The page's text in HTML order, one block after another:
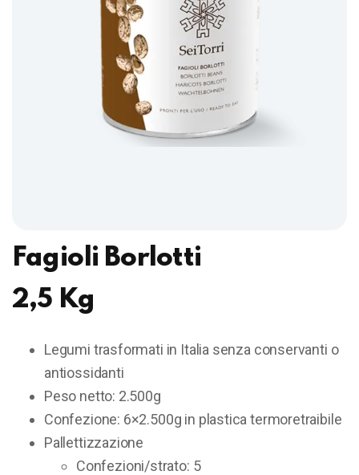
Fagioli Borlotti
2,5 Kg
Legumi trasformati in Italia senza conservanti o
antiossidanti
Peso netto: 2.500g
Confezione: 6×2.500g in plastica termoretraibile
Pallettizzazione
Confezioni/strato: 5